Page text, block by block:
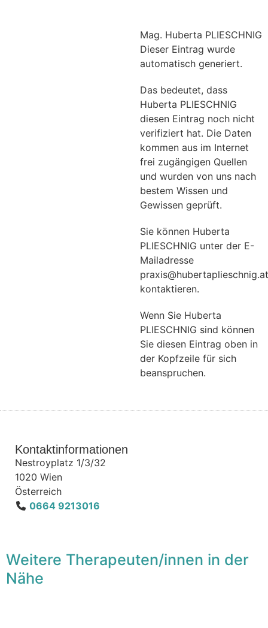
Mag. Huberta PLIESCHNIG
Dieser Eintrag wurde
automatisch generiert.
Das bedeutet, dass
Huberta PLIESCHNIG
diesen Eintrag noch nicht
verifiziert hat. Die Daten
kommen aus im Internet
frei zugängigen Quellen
und wurden von uns nach
bestem Wissen und
Gewissen geprüft.
Sie können Huberta
PLIESCHNIG unter der E-
Mailadresse
praxis@hubertaplieschnig.at
kontaktieren.
Wenn Sie Huberta
PLIESCHNIG sind können
Sie diesen Eintrag oben in
der Kopfzeile für sich
beanspruchen.
Kontaktinformationen
Nestroyplatz 1/3/32
1020 Wien
Österreich
0664 9213016
Weitere Therapeuten/innen in der
Nähe